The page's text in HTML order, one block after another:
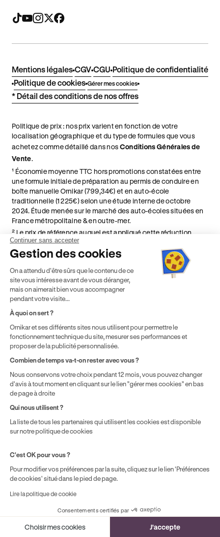
Mentions légales CGV CGU Politique de confidentialité
Politique de cookies Gérer mes cookies
* Détail des conditions de nos offres
Politique de prix : nos prix varient en fonction de votre
localisation géographique et du type de formules que vous
achetez comme détaillé dans nosConditions Générales de
Vente.
¹ Économie moyenne TTC hors promotions constatées entre
une formule initiale de préparation au permis de conduire en
boîte manuelle Ornikar (799,34€) et en auto-école
traditionnelle (1 225€) selon une étude interne de octobre
2024. Étude menée sur le marché des auto-écoles situées en
France métropolitaine & en outre-mer.
² Le prix de référence auquel est appliqué cette réduction
dépend de la zone géographique dans laquelle vous souhaitez
effectuer vos heures de conduite conformément à l'Article 6
⁵ Montant du financement CPF variable selon les droits acquis
par chaque bénéficiaire. Exemple donné pour un titulaire
disposant de 500 € de droits CPF. Le reste à charge dépend du
solde disponible sur le Compte Personnel de Formation et du
prix de la formation choisie.
Continuer sans accepter
Gestion des cookies
On a attendu d'être sûrs que le contenu de ce
site vous intéresse avant de vous déranger,
mais on aimerait bien vous accompagner
pendant votre visite...
À quoi on sert ?
Ornikar et ses différents sites nous utilisent pour permettre le
fonctionnement technique du site, mesurer ses performances et
proposer de la publicité personnalisée.
Combien de temps va-t-on rester avec vous ?
Nous conservons votre choix pendant 12 mois, vous pouvez changer
d'avis à tout moment en cliquant sur le lien "gérer mes cookies" en bas
de page à droite
Qui nous utilisent ?
La liste de tous les partenaires qui utilisent les cookies est disponible
sur notre politique de cookies
C'est OK pour vous ?
Pour modifier vos préférences par la suite, cliquez sur le lien 'Préférences
de cookies' situé dans le pied de page.
Lire la politique de cookie
Consentements certifiés par
Choisir mes cookies J'accepte
Cookies